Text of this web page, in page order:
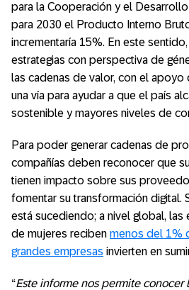
para la Cooperación y el
para 2030 el Producto Interno
incrementaría 15%. En este
estrategias con perspectiva de
las cadenas de valor, con el apoyo
una vía para ayudar a que el país
sostenible y mayores niveles de
Para poder generar cadenas de
compañías deben reconocer que
tienen impacto sobre sus
fomentar su transformación digital.
está sucediendo; a nivel global,
de mujeres reciben menos del 1%
grandes empresas invierten en
“Este informe nos permite conocer